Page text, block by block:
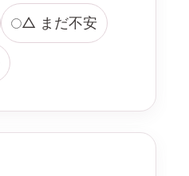
△ まだ不安